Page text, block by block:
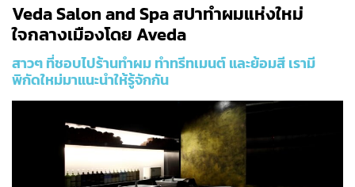
Veda Salon and Spa สปาทำผมแห่งใหม่
ใจกลางเมืองโดย Aveda
สาวๆ ที่ชอบไปร้านทำผม ทำทรีทเมนต์ และย้อมสี เรามี
พิกัดใหม่มาแนะนำให้รู้จักกัน